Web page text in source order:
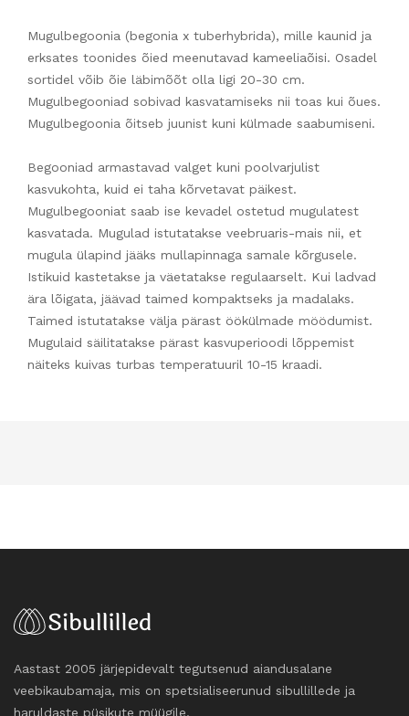
Mugulbegoonia (begonia x tuberhybrida), mille kaunid ja
erksates toonides õied meenutavad kameeliaõisi. Osadel
sortidel võib õie läbimõõt olla ligi 20-30 cm.
Mugulbegooniad sobivad kasvatamiseks nii toas kui õues.
Mugulbegoonia õitseb juunist kuni külmade saabumiseni.
Begooniad armastavad valget kuni poolvarjulist
kasvukohta, kuid ei taha kõrvetavat päikest.
Mugulbegooniat saab ise kevadel ostetud mugulatest
kasvatada. Mugulad istutatakse veebruaris-mais nii, et
mugula ülapind jääks mullapinnaga samale kõrgusele.
Istikuid kastetakse ja väetatakse regulaarselt. Kui ladvad
ära lõigata, jäävad taimed kompaktseks ja madalaks.
Taimed istutatakse välja pärast öökülmade möödumist.
Mugulaid säilitatakse pärast kasvuperioodi lõppemist
näiteks kuivas turbas temperatuuril 10-15 kraadi.
Aastast 2005 järjepidevalt tegutsenud aiandusalane
veebikaubamaja, mis on spetsialiseerunud sibullillede ja
haruldaste püsikute müügile.